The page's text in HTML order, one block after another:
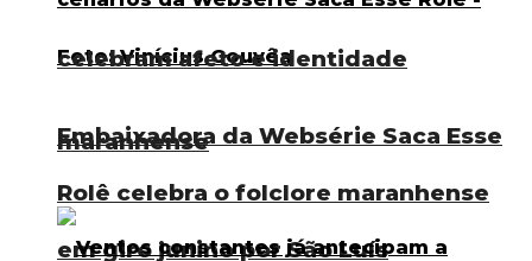
Embaixadora da Websérie Saca Esse
Rolê celebra o folclore maranhense
em giro junino por São Luís
celebram afeto e identidade
maranhense